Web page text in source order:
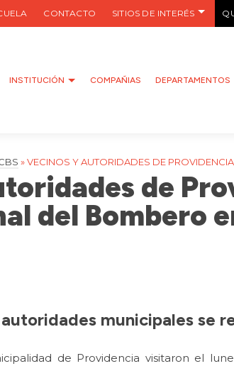
CONTACTO SITIOS DE INTERÉS
INSTITUCIÓN COMPAÑIAS DEPARTAMENTOS
»VECINOS Y AUTORIDADES DE
de
del Bombero
municipales se
de Providencia visitaron el